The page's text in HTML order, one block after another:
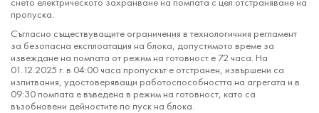
пропуска.
Съгласно съществуващите ограничения в технологичния регламент
за безопасна експлоатация на блока, допустимото време за
извеждане на помпата от режим на готовност е 72 часа. На
01.12.2025 г. в 04:00 часа пропускът е отстранен, извършени са
изпитвания, удостоверяващи работоспособността на агрегата и в
09:30 помпата е въведена в режим на готовност, като са
възобновени дейностите по пуск на блока.